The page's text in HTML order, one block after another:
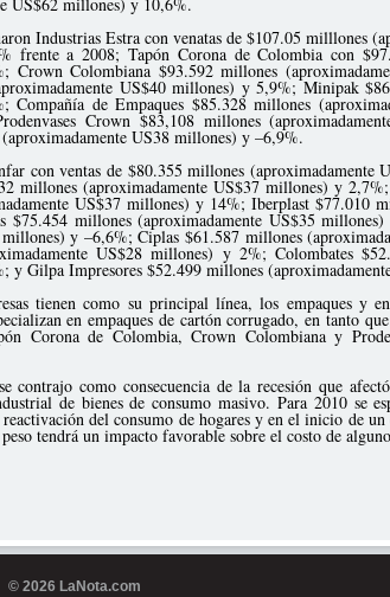
Industrias Estra con venatas de $107.05 milllones
frente a 2008; Tapón Corona de Colombia con
Crown Colombiana $93.592 millones
US$40 millones) y 5,9%; Minipak
Compañía de Empaques $85.328 millones
Crown $83,108 millones
US38 millones) y –6,9%.
con ventas de $80.355 millones (aproximadamente
millones (aproximadamente US$37 millones) y
US$37 millones) y 14%; Iberplast $77.010
millones (aproximadamente US$35
y –6,6%; Ciplas $61.587 millones
US$28 millones) y 2%; Colombates
y Gilpa Impresores $52.499 millones
tienen como su principal línea, los empaques y
en empaques de cartón corrugado, en tanto
Corona de Colombia, Crown Colombiana y
contrajo como consecuencia de la recesión que
de bienes de consumo masivo. Para 2010 se
del consumo de hogares y en el inicio de
tendrá un impacto favorable sobre el costo de
© 2026 LaNota.com